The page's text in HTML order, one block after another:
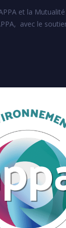
et la
avec le